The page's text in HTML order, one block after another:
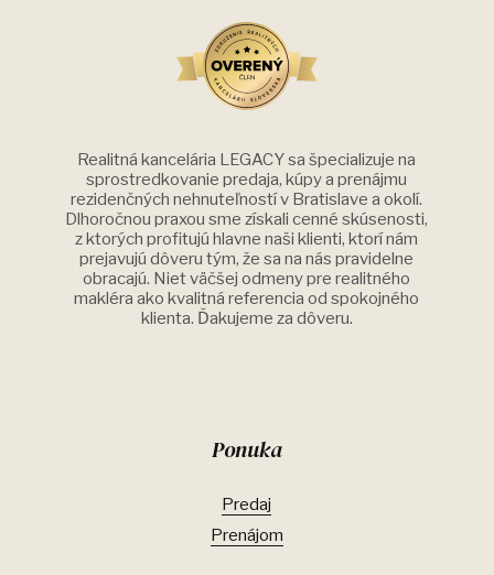
Realitná kancelária LEGACY sa špecializuje na
sprostredkovanie predaja, kúpy a prenájmu
rezidenčných nehnuteľností v Bratislave a okolí.
Dlhoročnou praxou sme získali cenné skúsenosti,
z ktorých profitujú hlavne naši klienti, ktorí nám
prejavujú dôveru tým, že sa na nás pravidelne
obracajú. Niet väčšej odmeny pre realitného
makléra ako kvalitná referencia od spokojného
klienta. Ďakujeme za dôveru.
Ponuka
Predaj
Prenájom